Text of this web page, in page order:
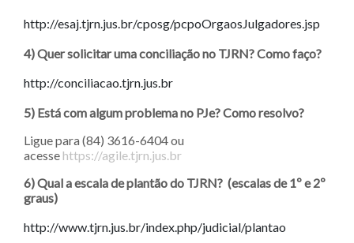
http://esaj.tjrn.jus.br/cposg/pcpoOrgaosJulgadores.jsp
4) Quer solicitar uma conciliação no TJRN? Como faço?
http://conciliacao.tjrn.jus.br
5) Está com algum problema no PJe? Como resolvo?
Ligue para (84) 3616-6404 ou
acesse https://agile.tjrn.jus.br
6) Qual a escala de plantão do TJRN? (escalas de 1º e 2º
graus)
http://www.tjrn.jus.br/index.php/judicial/plantao